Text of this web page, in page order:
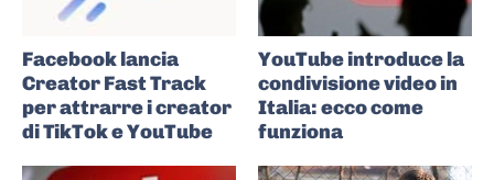
Facebook lancia
Creator Fast Track
per attrarre i creator
di TikTok e YouTube
YouTube introduce la
condivisione video in
Italia: ecco come
funziona